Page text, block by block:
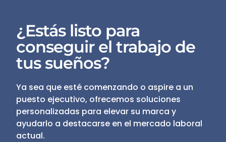
¿Estás listo para
conseguir el trabajo de
tus sueños?
Ya sea que esté comenzando o aspire a un
puesto ejecutivo, ofrecemos soluciones
personalizadas para elevar su marca y
ayudarlo a destacarse en el mercado laboral
actual.